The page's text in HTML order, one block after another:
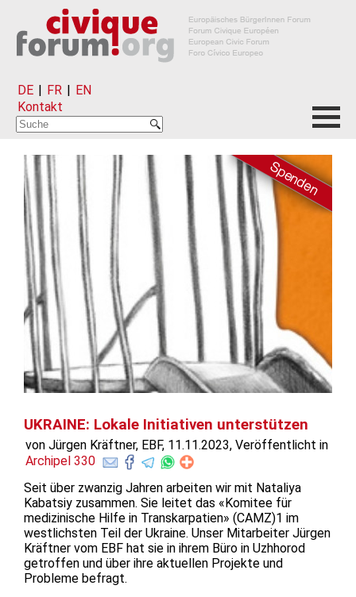
DE | FR | EN
Kontakt
UKRAINE: Lokale Initiativen unterstützen
von Jürgen Kräftner, EBF, 11.11.2023, Veröffentlicht in
Archipel 330
Seit über zwanzig Jahren arbeiten wir mit Nataliya
Kabatsiy zusammen. Sie leitet das «Komitee für
medizinische Hilfe in Transkarpatien» (CAMZ)1 im
westlichsten Teil der Ukraine. Unser Mitarbeiter Jürgen
Kräftner vom EBF hat sie in ihrem Büro in Uzhhorod
getroffen und über ihre aktuellen Projekte und
Probleme befragt.